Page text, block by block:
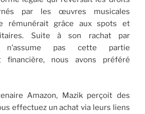
par les œuvres musicales
rémunérait grâce aux spots et
Suite à son rachat par
n’assume pas cette partie
financière, nous avons préféré
Amazon, Mazik perçoit des
effectuez un achat via leurs liens